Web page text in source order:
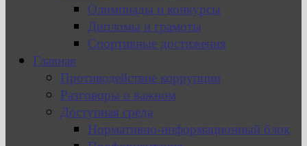
Олимпиады и конкурсы
Дипломы и грамоты
Спортивные достижения
Главная
Противодействие коррупции
Разговоры о важном
Доступная среда
Нормативно-информационный блок